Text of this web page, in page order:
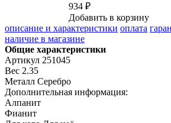
934 ₽
Добавить в корзину
описание и характеристики оплата
наличие в магазине
Общие характеристики
Артикул 251045
Вес 2.35
Металл Серебро
Дополнительная информация:
Алпанит
Фианит